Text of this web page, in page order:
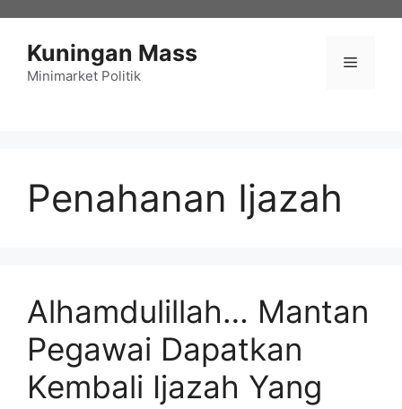
Kuningan Mass
Minimarket Politik
Menu
Penahanan Ijazah
Alhamdulillah… Mantan
Pegawai Dapatkan
Kembali Ijazah Yang